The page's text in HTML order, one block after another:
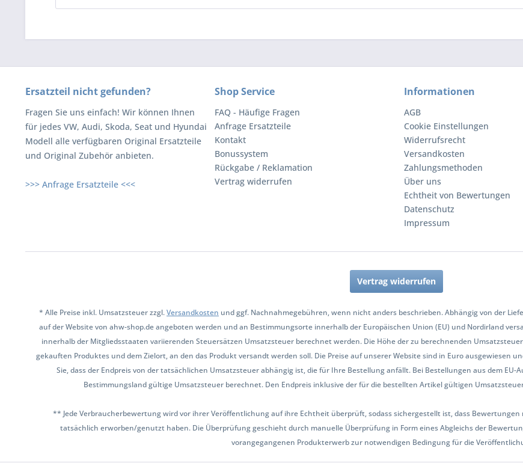
Ersatzteil nicht gefunden?
Fragen Sie uns einfach! Wir können Ihnen
für jedes VW, Audi, Skoda, Seat und Hyundai
Modell alle verfügbaren Original Ersatzteile
und Original Zubehör anbieten.
>>> Anfrage Ersatzteile <<<
Shop Service
FAQ - Häufige Fragen
Anfrage Ersatzteile
Kontakt
Bonussystem
Rückgabe / Reklamation
Vertrag widerrufen
Informationen
AGB
Cookie Einstellungen
Widerrufsrecht
Versandkosten
Zahlungsmethoden
Über uns
Echtheit von Bewertungen
Datenschutz
Impressum
Vertrag widerrufen
* Alle Preise inkl. Umsatzsteuer zzgl.Versandkosten und ggf. Nachnahmegebühren, wenn nicht anders beschrieben. Abhängig von der
auf der Website von ahw-shop.de angeboten werden und an Bestimmungsorte innerhalb der Europäischen Union (EU) und Nordirland
innerhalb der Mitgliedsstaaten variierenden Steuersätzen Umsatzsteuer berechnet werden. Die Höhe der zu berechnenden
gekauften Produktes und dem Zielort, an den das Produkt versandt werden soll. Die Preise auf unserer Website sind in Euro ausgewiesen
Sie, dass der Endpreis von der tatsächlichen Umsatzsteuer abhängig ist, die für Ihre Bestellung anfällt. Bei Bestellungen aus dem
Bestimmungsland gültige Umsatzsteuer berechnet. Den Endpreis inklusive der für die bestellten Artikel gültigen
** Jede Verbraucherbewertung wird vor ihrer Veröffentlichung auf ihre Echtheit überprüft, sodass sichergestellt ist, dass
tatsächlich erworben/genutzt haben. Die Überprüfung geschieht durch manuelle Überprüfung in Form eines Abgleichs der
vorangegangenen Produkterwerb zur notwendigen Bedingung für die